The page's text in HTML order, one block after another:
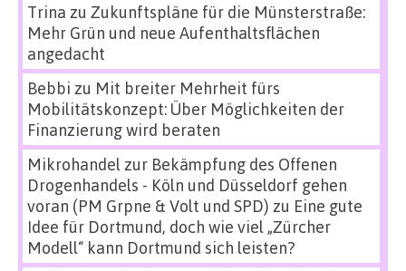
Trina zu Zukunftspläne für die Münsterstraße:
Mehr Grün und neue Aufenthaltsflächen
angedacht
Bebbi zu Mit breiter Mehrheit fürs
Mobilitätskonzept: Über Möglichkeiten der
Finanzierung wird beraten
Mikrohandel zur Bekämpfung des Offenen
Drogenhandels - Köln und Düsseldorf gehen
voran (PM Grpne & Volt und SPD) zu Eine gute
Idee für Dortmund, doch wie viel „Zürcher
Modell“ kann Dortmund sich leisten?